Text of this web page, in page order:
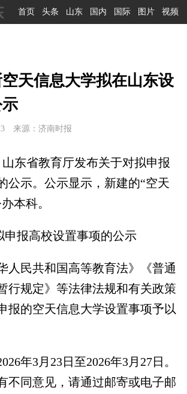
首页 头条 山东 国内 国际 图片 视频
天信息大学拟在山东设
来源：济南时报
省教育厅发布关于对拟申报
公示。公示显示，新建的“空天
本科。
申报高校设置事项的公示
民共和国高等教育法》《普通
行规定》等法律法规和有关政策
报的空天信息大学设置事项予以
年3月23日至2026年3月27日。
不同意见，请通过邮寄或电子邮